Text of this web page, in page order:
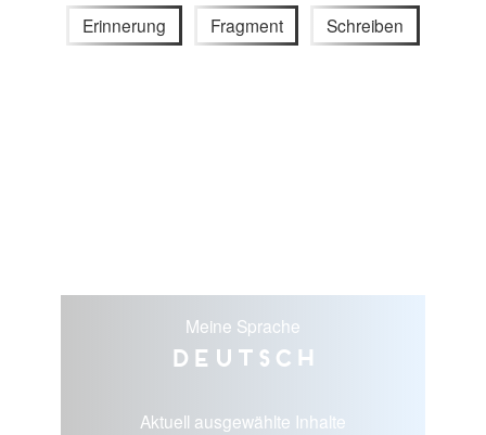
Erinnerung Fragment Schreiben
Meine Sprache
Deutsch
Aktuell ausgewählte Inhalte